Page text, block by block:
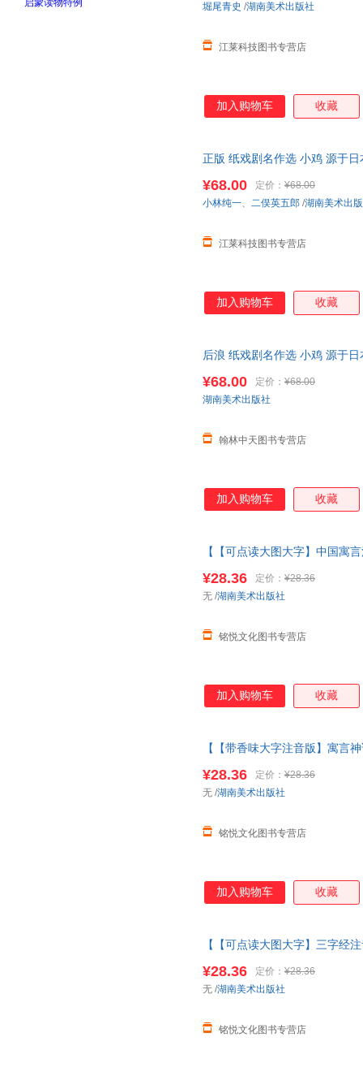
江莱科技图书专营店
堀尾青史 /湖南美术出版社
加入购物车 收藏
正版 纸戏剧名作选 小鸡 源于
¥68.00 定价： ¥68.00
江莱科技图书专营店
小林纯一、 二俣英五郎 /湖南美术出
加入购物车 收藏
后浪 纸戏剧名作选 小鸡 源于
¥68.00 定价： ¥68.00
翰林中天图书专营店
湖南美术出版社
加入购物车 收藏
【【可点读大图大字】中国寓
中国寓言注音版
¥28.36 定价： ¥28.36
铭悦文化图书专营店
无 /湖南美术出版社
加入购物车 收藏
【【带香味大字注音版】寓言
版】寓言神话故事
¥28.36 定价： ¥28.36
铭悦文化图书专营店
无 /湖南美术出版社
加入购物车 收藏
【【可点读大图大字】三字经
三字经注音版
¥28.36 定价： ¥28.36
铭悦文化图书专营店
无 /湖南美术出版社